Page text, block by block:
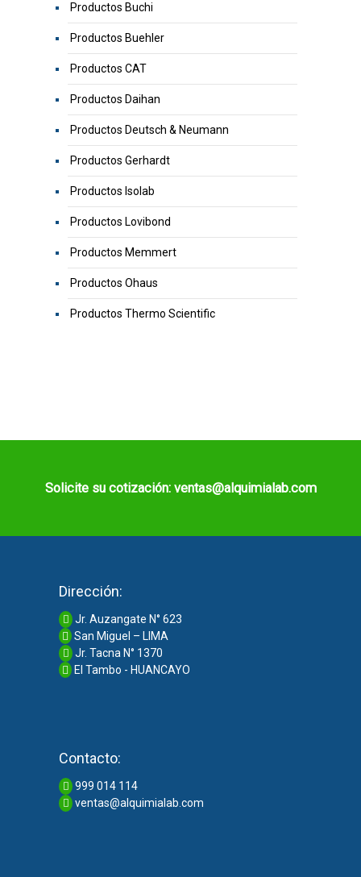
Productos Buchi
Productos Buehler
Productos CAT
Productos Daihan
Productos Deutsch & Neumann
Productos Gerhardt
Productos Isolab
Productos Lovibond
Productos Memmert
Productos Ohaus
Productos Thermo Scientific
Solicite su cotización: ventas@alquimialab.com
Dirección:
Jr. Auzangate N° 623
San Miguel – LIMA
Jr. Tacna N° 1370
El Tambo - HUANCAYO
Contacto:
999 014 114
ventas@alquimialab.com